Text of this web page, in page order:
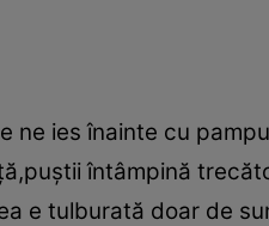
ne ies înainte cu
întâmpină
e tulburată doar de